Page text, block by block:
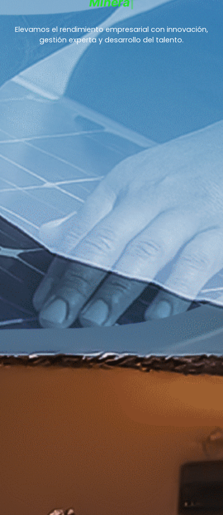
Elevamos el rendimiento empresarial con innovación,
gestión experta y desarrollo del talento.